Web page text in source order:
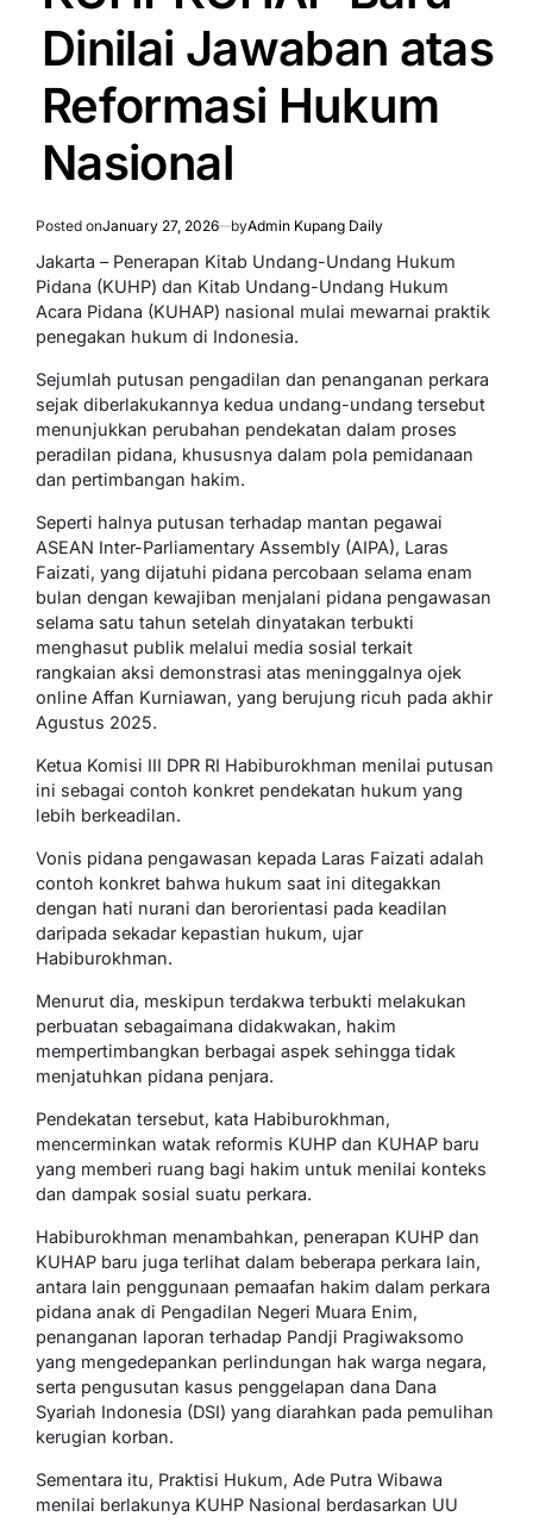
Dinilai Jawaban atas
Reformasi Hukum
Nasional
Posted onJanuary 27, 2026 byAdmin Kupang Daily
Jakarta – Penerapan Kitab Undang-Undang Hukum
Pidana (KUHP) dan Kitab Undang-Undang Hukum
Acara Pidana (KUHAP) nasional mulai mewarnai praktik
penegakan hukum di Indonesia.
Sejumlah putusan pengadilan dan penanganan perkara
sejak diberlakukannya kedua undang-undang tersebut
menunjukkan perubahan pendekatan dalam proses
peradilan pidana, khususnya dalam pola pemidanaan
dan pertimbangan hakim.
Seperti halnya putusan terhadap mantan pegawai
ASEAN Inter-Parliamentary Assembly (AIPA), Laras
Faizati, yang dijatuhi pidana percobaan selama enam
bulan dengan kewajiban menjalani pidana pengawasan
selama satu tahun setelah dinyatakan terbukti
menghasut publik melalui media sosial terkait
rangkaian aksi demonstrasi atas meninggalnya ojek
online Affan Kurniawan, yang berujung ricuh pada akhir
Agustus 2025.
Ketua Komisi III DPR RI Habiburokhman menilai putusan
ini sebagai contoh konkret pendekatan hukum yang
lebih berkeadilan.
Vonis pidana pengawasan kepada Laras Faizati adalah
contoh konkret bahwa hukum saat ini ditegakkan
dengan hati nurani dan berorientasi pada keadilan
daripada sekadar kepastian hukum, ujar
Habiburokhman.
Menurut dia, meskipun terdakwa terbukti melakukan
perbuatan sebagaimana didakwakan, hakim
mempertimbangkan berbagai aspek sehingga tidak
menjatuhkan pidana penjara.
Pendekatan tersebut, kata Habiburokhman,
mencerminkan watak reformis KUHP dan KUHAP baru
yang memberi ruang bagi hakim untuk menilai konteks
dan dampak sosial suatu perkara.
Habiburokhman menambahkan, penerapan KUHP dan
KUHAP baru juga terlihat dalam beberapa perkara lain,
antara lain penggunaan pemaafan hakim dalam perkara
pidana anak di Pengadilan Negeri Muara Enim,
penanganan laporan terhadap Pandji Pragiwaksomo
yang mengedepankan perlindungan hak warga negara,
serta pengusutan kasus penggelapan dana Dana
Syariah Indonesia (DSI) yang diarahkan pada pemulihan
kerugian korban.
Sementara itu, Praktisi Hukum, Ade Putra Wibawa
menilai berlakunya KUHP Nasional berdasarkan UU